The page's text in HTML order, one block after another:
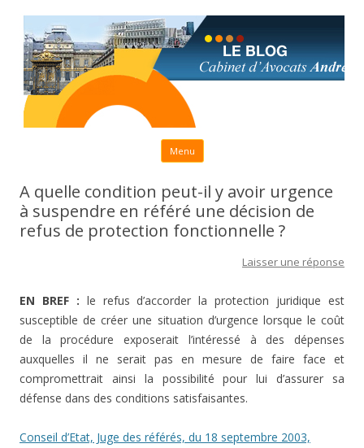
Menu Aller au contenu principal
A quelle condition peut-il y avoir urgence
à suspendre en référé une décision de
refus de protection fonctionnelle ?
Laisser une réponse
EN BREF : le refus d’accorder la protection juridique est
susceptible de créer une situation d’urgence lorsque le coût
de la procédure exposerait l’intéressé à des dépenses
auxquelles il ne serait pas en mesure de faire face et
compromettrait ainsi la possibilité pour lui d’assurer sa
défense dans des conditions satisfaisantes.
Conseil d’Etat, Juge des référés, du 18 septembre 2003,